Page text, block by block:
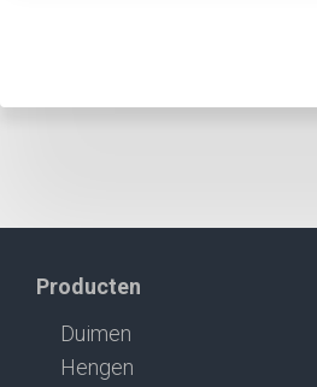
Producten
Duimen
Hengen